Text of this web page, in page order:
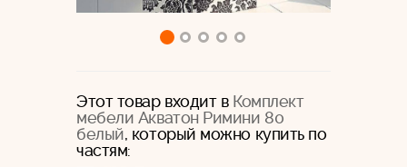
Этот товар входит в Комплект
мебели Акватон Римини 80
белый, который можно купить по
частям: